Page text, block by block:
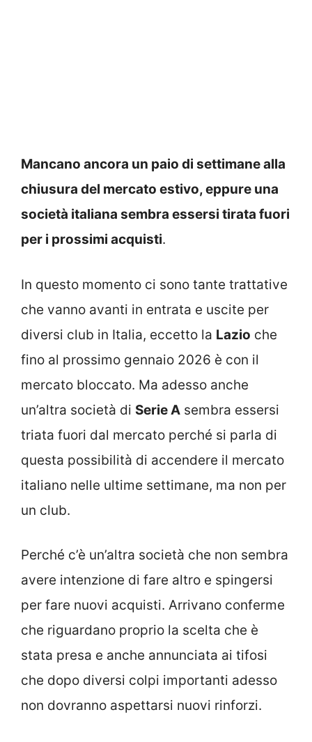
Mancano ancora un paio di settimane alla
chiusura del mercato estivo, eppure una
società italiana sembra essersi tirata fuori
per i prossimi acquisti.
In questo momento ci sono tante trattative
che vanno avanti in entrata e uscite per
diversi club in Italia, eccetto la Lazio che
fino al prossimo gennaio 2026 è con il
mercato bloccato. Ma adesso anche
un’altra società di Serie A sembra essersi
triata fuori dal mercato perché si parla di
questa possibilità di accendere il mercato
italiano nelle ultime settimane, ma non per
un club.
Perché c’è un’altra società che non sembra
avere intenzione di fare altro e spingersi
per fare nuovi acquisti. Arrivano conferme
che riguardano proprio la scelta che è
stata presa e anche annunciata ai tifosi
che dopo diversi colpi importanti adesso
non dovranno aspettarsi nuovi rinforzi.